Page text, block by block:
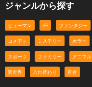
ジャンルから探す
ヒューマン SF ファンタジー
コメディ ミステリー ホラー
スポーツ ファミリー アニマル
異世界 入れ替わり 百合